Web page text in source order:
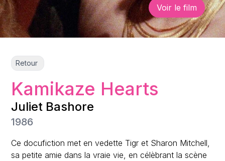
Voir le film
Retour
Kamikaze Hearts
Juliet Bashore
1986
Ce docufiction met en vedette Tigr et Sharon Mitchell,
sa petite amie dans la vraie vie, en célèbrant la scène